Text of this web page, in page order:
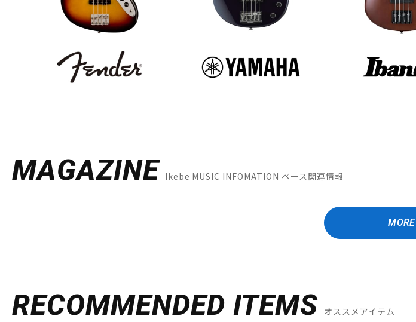
MAGAZINE Ikebe MUSIC INFOMATION ベース関連情報
MORE
RECOMMENDED ITEMS オススメアイテム